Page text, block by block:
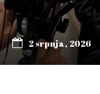
2 srpnja, 2026